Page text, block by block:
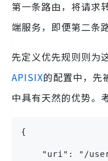
第一条路由，将请
端服务，即便第二条
先定义优先规则则为
APISIX的配置中，先
中具有天然的优势。
{
"uri": "/